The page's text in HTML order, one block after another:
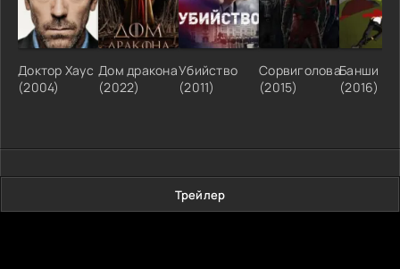
Доктор Хаус
(2004)
Дом дракона
(2022)
Убийство
(2011)
Сорвиголова
(2015)
Банши
(2016)
Трейлер